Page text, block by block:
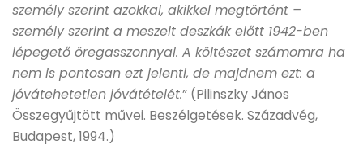
személy szerint azokkal, akikkel megtörtént –
személy szerint a meszelt deszkák előtt 1942-ben
lépegető öregasszonnyal. A költészet számomra ha
nem is pontosan ezt jelenti, de majdnem ezt: a
jóvátehetetlen jóvátételét.” (Pilinszky János
Összegyűjtött művei. Beszélgetések. Századvég,
Budapest, 1994.)